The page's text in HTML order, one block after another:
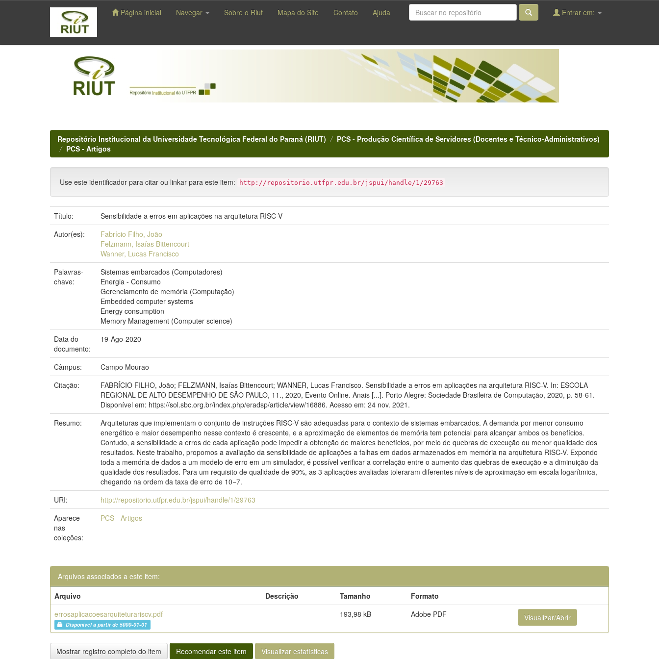
navigation
Página inicial Navegar Sobre o Riut Mapa do Site Contato Ajuda Entrar em:
Repositório Institucional da Universidade Tecnológica Federal do Paraná (RIUT)
PCS - Produção Científica de Servidores (Docentes e Técnico-Administrativos)
PCS - Artigos
Use este identificador para citar ou linkar para este item: http://repositorio.utfpr.edu.br/jspui/handle/1/29763
Título:
Sensibilidade a erros em aplicações na arquitetura RISC-V
Autor(es):
Fabrício Filho, João
Felzmann, Isaías Bittencourt
Wanner, Lucas Francisco
Palavras-
chave:
Sistemas embarcados (Computadores)
Energia - Consumo
Gerenciamento de memória (Computação)
Embedded computer systems
Energy consumption
Memory Management (Computer science)
Data do
documento:
19-Ago-2020
Câmpus:
Campo Mourao
Citação:
FABRÍCIO FILHO, João; FELZMANN, Isaías Bittencourt; WANNER, Lucas Francisco. Sensibilidade a erros em aplicações na arquitetura RISC-V. In: ESCOLA
REGIONAL DE ALTO DESEMPENHO DE SÃO PAULO, 11., 2020, Evento Online. Anais [...]. Porto Alegre: Sociedade Brasileira de Computação, 2020, p. 58-61.
Disponível em: https://sol.sbc.org.br/index.php/eradsp/article/view/16886. Acesso em: 24 nov. 2021.
Resumo:
Arquiteturas que implementam o conjunto de instruções RISC-V são adequadas para o contexto de sistemas embarcados. A demanda por menor consumo
energético e maior desempenho nesse contexto é crescente, e a aproximação de elementos de memória tem potencial para alcançar ambos os benefícios.
Contudo, a sensibilidade a erros de cada aplicação pode impedir a obtenção de maiores benefícios, por meio de quebras de execução ou menor qualidade dos
resultados. Neste trabalho, propomos a avaliação da sensibilidade de aplicações a falhas em dados armazenados em memória na arquitetura RISC-V. Expondo
toda a memória de dados a um modelo de erro em um simulador, é possível verificar a correlação entre o aumento das quebras de execução e a diminuição da
qualidade dos resultados. Para um requisito de qualidade de 90%, as 3 aplicações avaliadas toleraram diferentes níveis de aproximação em escala logarítmica,
chegando na ordem da taxa de erro de 10−7.
URI:
http://repositorio.utfpr.edu.br/jspui/handle/1/29763
Aparece
nas
coleções:
PCS - Artigos
Arquivos associados a este item:
Arquivo
Descrição Tamanho
Formato
errosaplicacoesarquiteturariscv.pdf
Disponível a partir de 5000-01-01
193,98 kB Adobe PDF Visualizar/Abrir
Mostrar registro completo do item Recomendar este item Visualizar estatísticas